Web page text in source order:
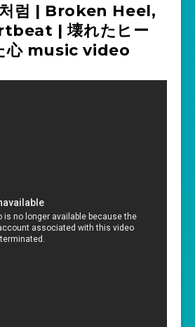
처럼 | Broken Heel,
| 壊れたヒー
心 music video